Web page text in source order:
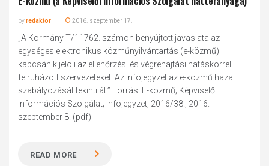
byredaktor 2016. szeptember 17.
„A Kormány T/11762. számon benyújtott javaslata az
egységes elektronikus közműnyilvántartás (e-közmű)
kapcsán kijelöli az ellenőrzési és végrehajtási hatáskörrel
felruházott szervezeteket. Az Infojegyzet az e-közmű hazai
szabályozását tekinti át.” Forrás: E-közmű; Képviselői
Információs Szolgálat; Infojegyzet, 2016/38.; 2016.
szeptember 8. (pdf)
READ MORE